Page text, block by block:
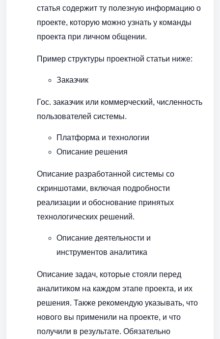
статья содержит ту полезную информацию о
проекте, которую можно узнать у команды
проекта при личном общении.
Пример структуры проектной статьи ниже:
Заказчик
Гос. заказчик или коммерческий, численность
пользователей системы.
Платформа и технологии
Описание решения
Описание разработанной системы со
скриншотами, включая подробности
реализации и обоснование принятых
технологических решений.
Описание деятельности и
инструментов аналитика
Описание задач, которые стояли перед
аналитиком на каждом этапе проекта, и их
решения. Также рекомендую указывать, что
нового вы применили на проекте, и что
получили в результате. Обязательно